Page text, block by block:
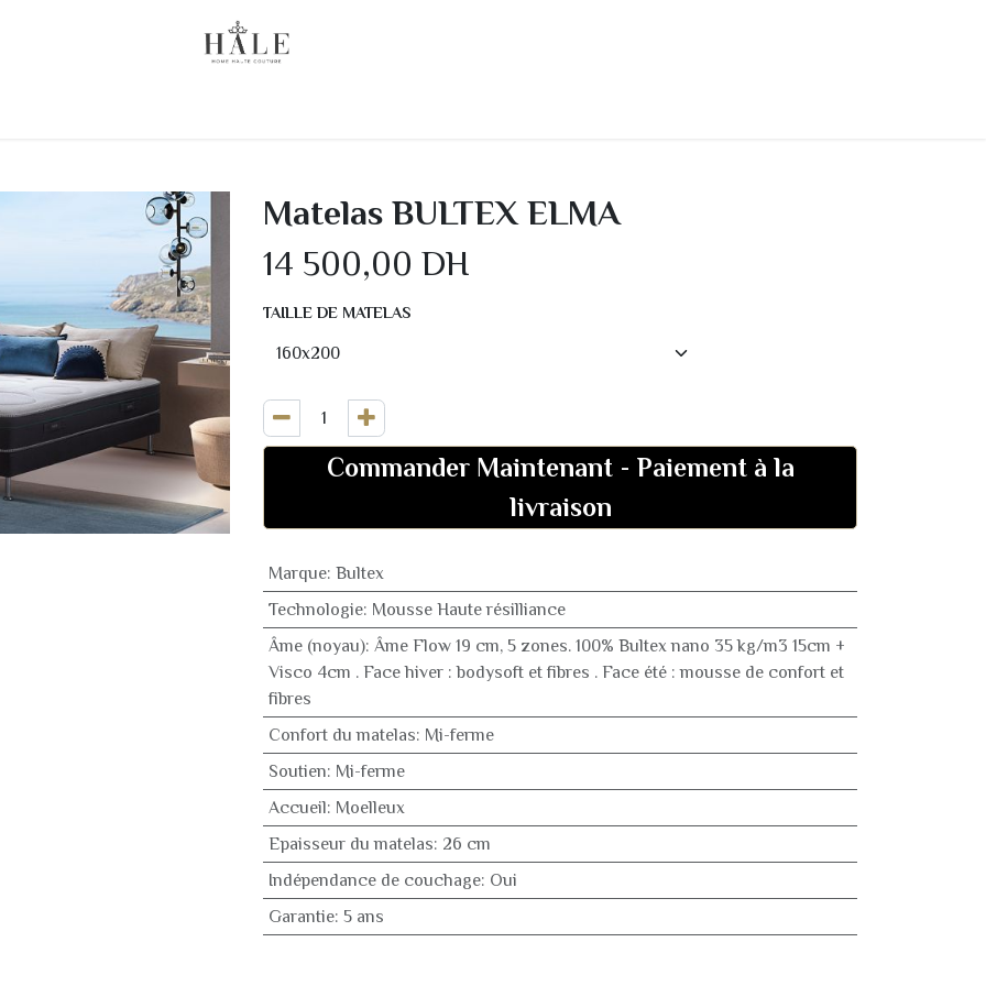
Matelas BULTEX ELMA
14 500,00 DH
TAILLE DE MATELAS
Commander Maintenant- Paiement à la
livraison
Marque: Bultex
Technologie: Mousse Haute résilliance
Âme (noyau): Âme Flow 19 cm, 5 zones. 100% Bultex nano 35 kg/m3 15cm +
Visco 4cm . Face hiver : bodysoft et fibres . Face été : mousse de confort et
fibres
Confort du matelas: Mi-ferme
Soutien: Mi-ferme
Accueil: Moelleux
Epaisseur du matelas: 26 cm
Indépendance de couchage: Oui
Garantie: 5 ans